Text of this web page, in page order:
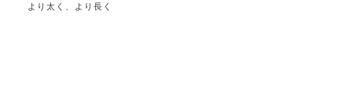
より太く、より長く